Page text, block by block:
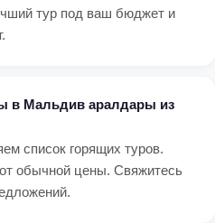
тур под ваш бюджет и
в Мальдив аралдары из
список горящих туров.
обычной цены. Свяжитесь